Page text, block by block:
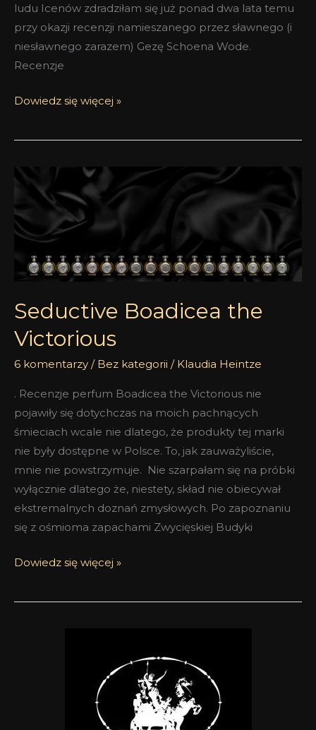
ludu Icenów zdradziłam się już ponad dwa lata temu
przy okazji recenzji namieszanego przez sławnego (i
niesławnego zarazem) Gezę Schoena Wode.
Recenzje
Dowiedz się więcej »
Seductive Boadicea the
Victorious
6 komentarzy / Bez kategorii / Klaudia Heintze
. Recenzje perfum Boadicea the Victorious nie
pojawiły się dotychczas na moich pachnących
śmieciach wcale nie dlatego, że produkty tej marki
nie były dostępne w Polsce. To, jak zauważyliście,
mnie nie powstrzymuje. Nie szarpałam się na próbki
wyłącznie dlatego że, niestety, skład nie obiecywał
ekstremalnych doznań zmysłowych. Po zapoznaniu
się z ośmioma zapachami Zwycięskiej Budyki
Seductive
Boadicea
the
Victorious
Dowiedz się więcej »